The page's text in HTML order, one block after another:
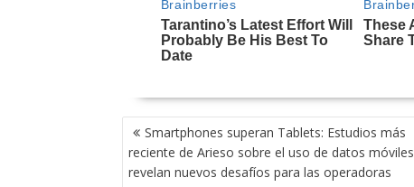
NAVEGACIÓN
DE
ENTRADAS
Smartphones superan Tablets: Estudios más
reciente de Arieso sobre el uso de datos móviles
revelan nuevos desafíos para las operadoras